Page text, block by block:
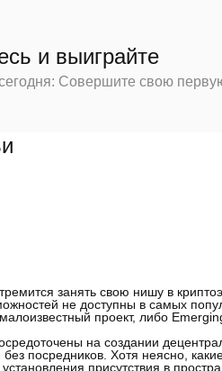
и выиграйте
Совершите свою
занять свою нишу в
не доступны в самых
проект, либо
на создании
без посредников. Хотя неясно,
присутствия в